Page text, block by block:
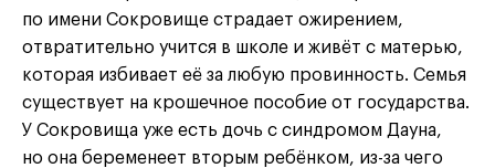
по имени Сокровище страдает ожирением,
отвратительно учится в школе и живёт с матерью,
которая избивает её за любую провинность. Семья
существует на крошечное пособие от государства.
У Сокровища уже есть дочь с синдромом Дауна,
но она беременеет вторым ребёнком, из-за чего